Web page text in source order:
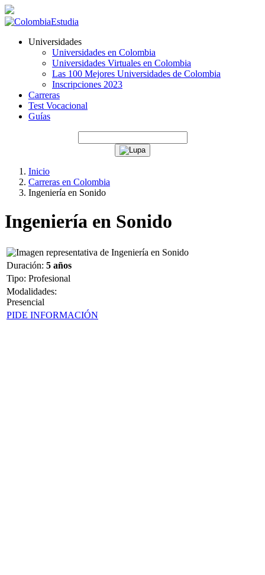
Universidades
Universidades en Colombia
Universidades Virtuales en Colombia
Las 100 Mejores Universidades de Colombia
Inscripciones 2023
Carreras
Test Vocacional
Guías
Inicio
Carreras en Colombia
Ingeniería en Sonido
Ingeniería en Sonido
Duración: 5 años
Tipo: Profesional
Modalidades:
Presencial
PIDE INFORMACIÓN